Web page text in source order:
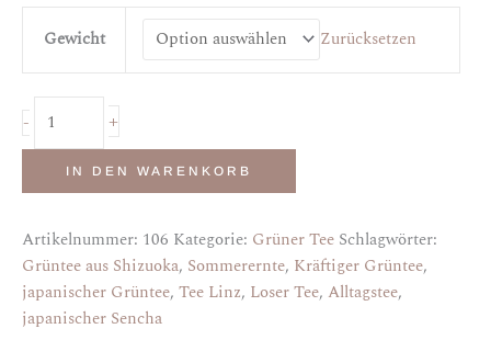
Gewicht Zurücksetzen
- +
IN DEN WARENKORB
Artikelnummer: 106 Kategorie: Grüner Tee Schlagwörter:
Grüntee aus Shizuoka, Sommerernte, Kräftiger Grüntee,
japanischer Grüntee, Tee Linz, Loser Tee, Alltagstee,
japanischer Sencha